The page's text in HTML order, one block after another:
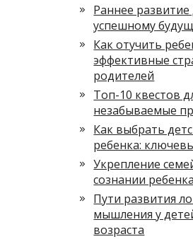
Раннее
успешному
Как отучить
эффективные
родителей
Топ-10 квестов
незабываемые
Как выбрать
ребенка:
Укрепление
сознании ребенка
Пути развития
мышления у
возраста